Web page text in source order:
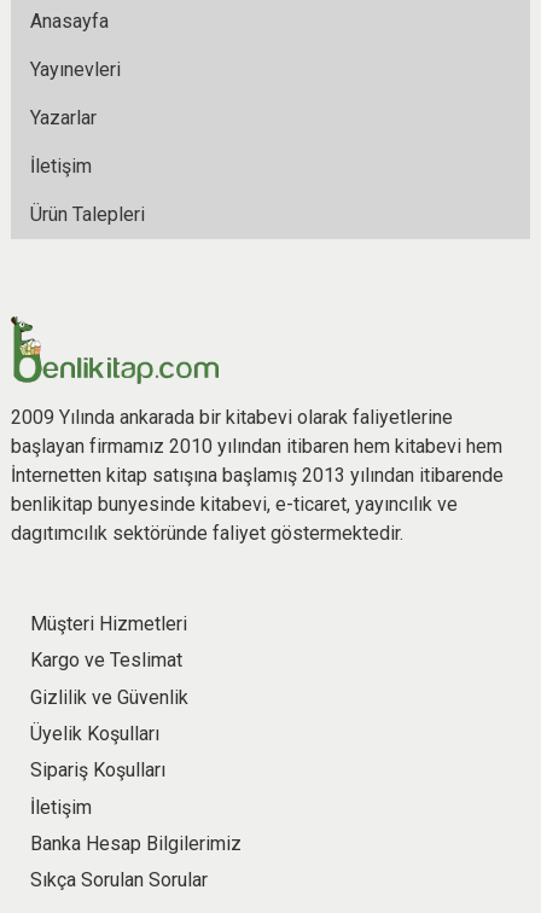
Anasayfa
Yayınevleri
Yazarlar
İletişim
Ürün Talepleri
2009 Yılında ankarada bir kitabevi olarak faliyetlerine
başlayan firmamız 2010 yılından itibaren hem kitabevi hem
İnternetten kitap satışına başlamış 2013 yılından itibarende
benlikitap bunyesinde kitabevi, e-ticaret, yayıncılık ve
dagıtımcılık sektöründe faliyet göstermektedir.
Müşteri Hizmetleri
Kargo ve Teslimat
Gizlilik ve Güvenlik
Üyelik Koşulları
Sipariş Koşulları
İletişim
Banka Hesap Bilgilerimiz
Sıkça Sorulan Sorular